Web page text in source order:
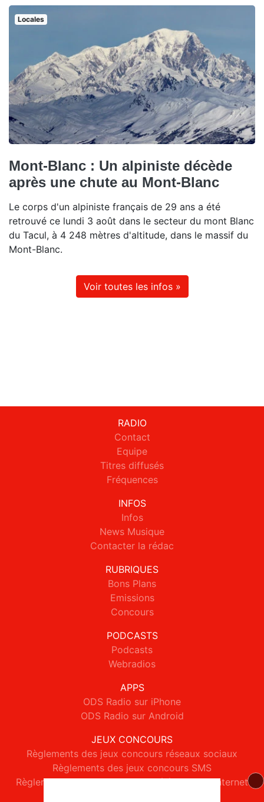
Locales
Mont-Blanc : Un alpiniste décède
après une chute au Mont-Blanc
Le corps d'un alpiniste français de 29 ans a été
retrouvé ce lundi 3 août dans le secteur du mont Blanc
du Tacul, à 4 248 mètres d'altitude, dans le massif du
Mont-Blanc.
Voir toutes les infos »
RADIO
Contact
Equipe
Titres diffusés
Fréquences
INFOS
Infos
News Musique
Contacter la rédac
RUBRIQUES
Bons Plans
Emissions
Concours
PODCASTS
Podcasts
Webradios
APPS
ODS Radio sur iPhone
ODS Radio sur Android
JEUX CONCOURS
Règlements des jeux concours réseaux sociaux
Règlements des jeux concours SMS
Règlements des jeux concours téléphone et internet